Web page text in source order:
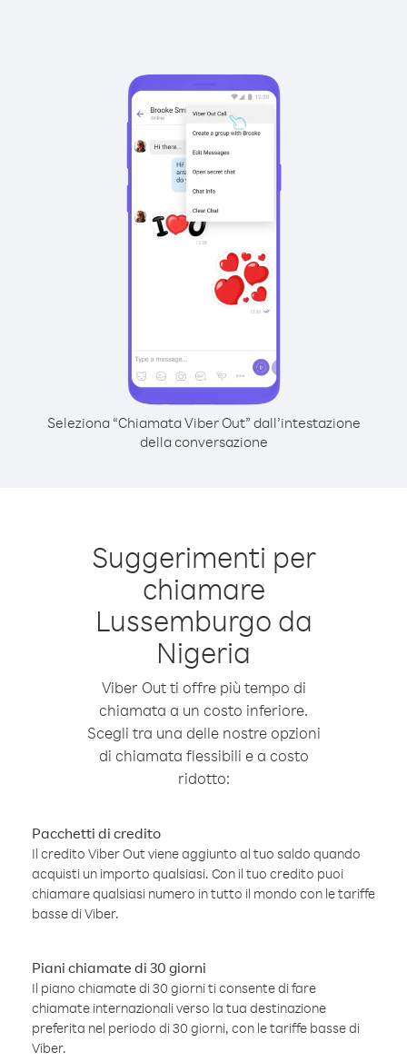
Seleziona “Chiamata Viber Out” dall’intestazione
della conversazione
Suggerimenti per
chiamare
Lussemburgo da
Nigeria
Viber Out ti offre più tempo di
chiamata a un costo inferiore.
Scegli tra una delle nostre opzioni
di chiamata flessibili e a costo
ridotto:
Pacchetti di credito
Il credito Viber Out viene aggiunto al tuo saldo quando
acquisti un importo qualsiasi. Con il tuo credito puoi
chiamare qualsiasi numero in tutto il mondo con le tariffe
basse di Viber.
Piani chiamate di 30 giorni
Il piano chiamate di 30 giorni ti consente di fare
chiamate internazionali verso la tua destinazione
preferita nel periodo di 30 giorni, con le tariffe basse di
Viber.